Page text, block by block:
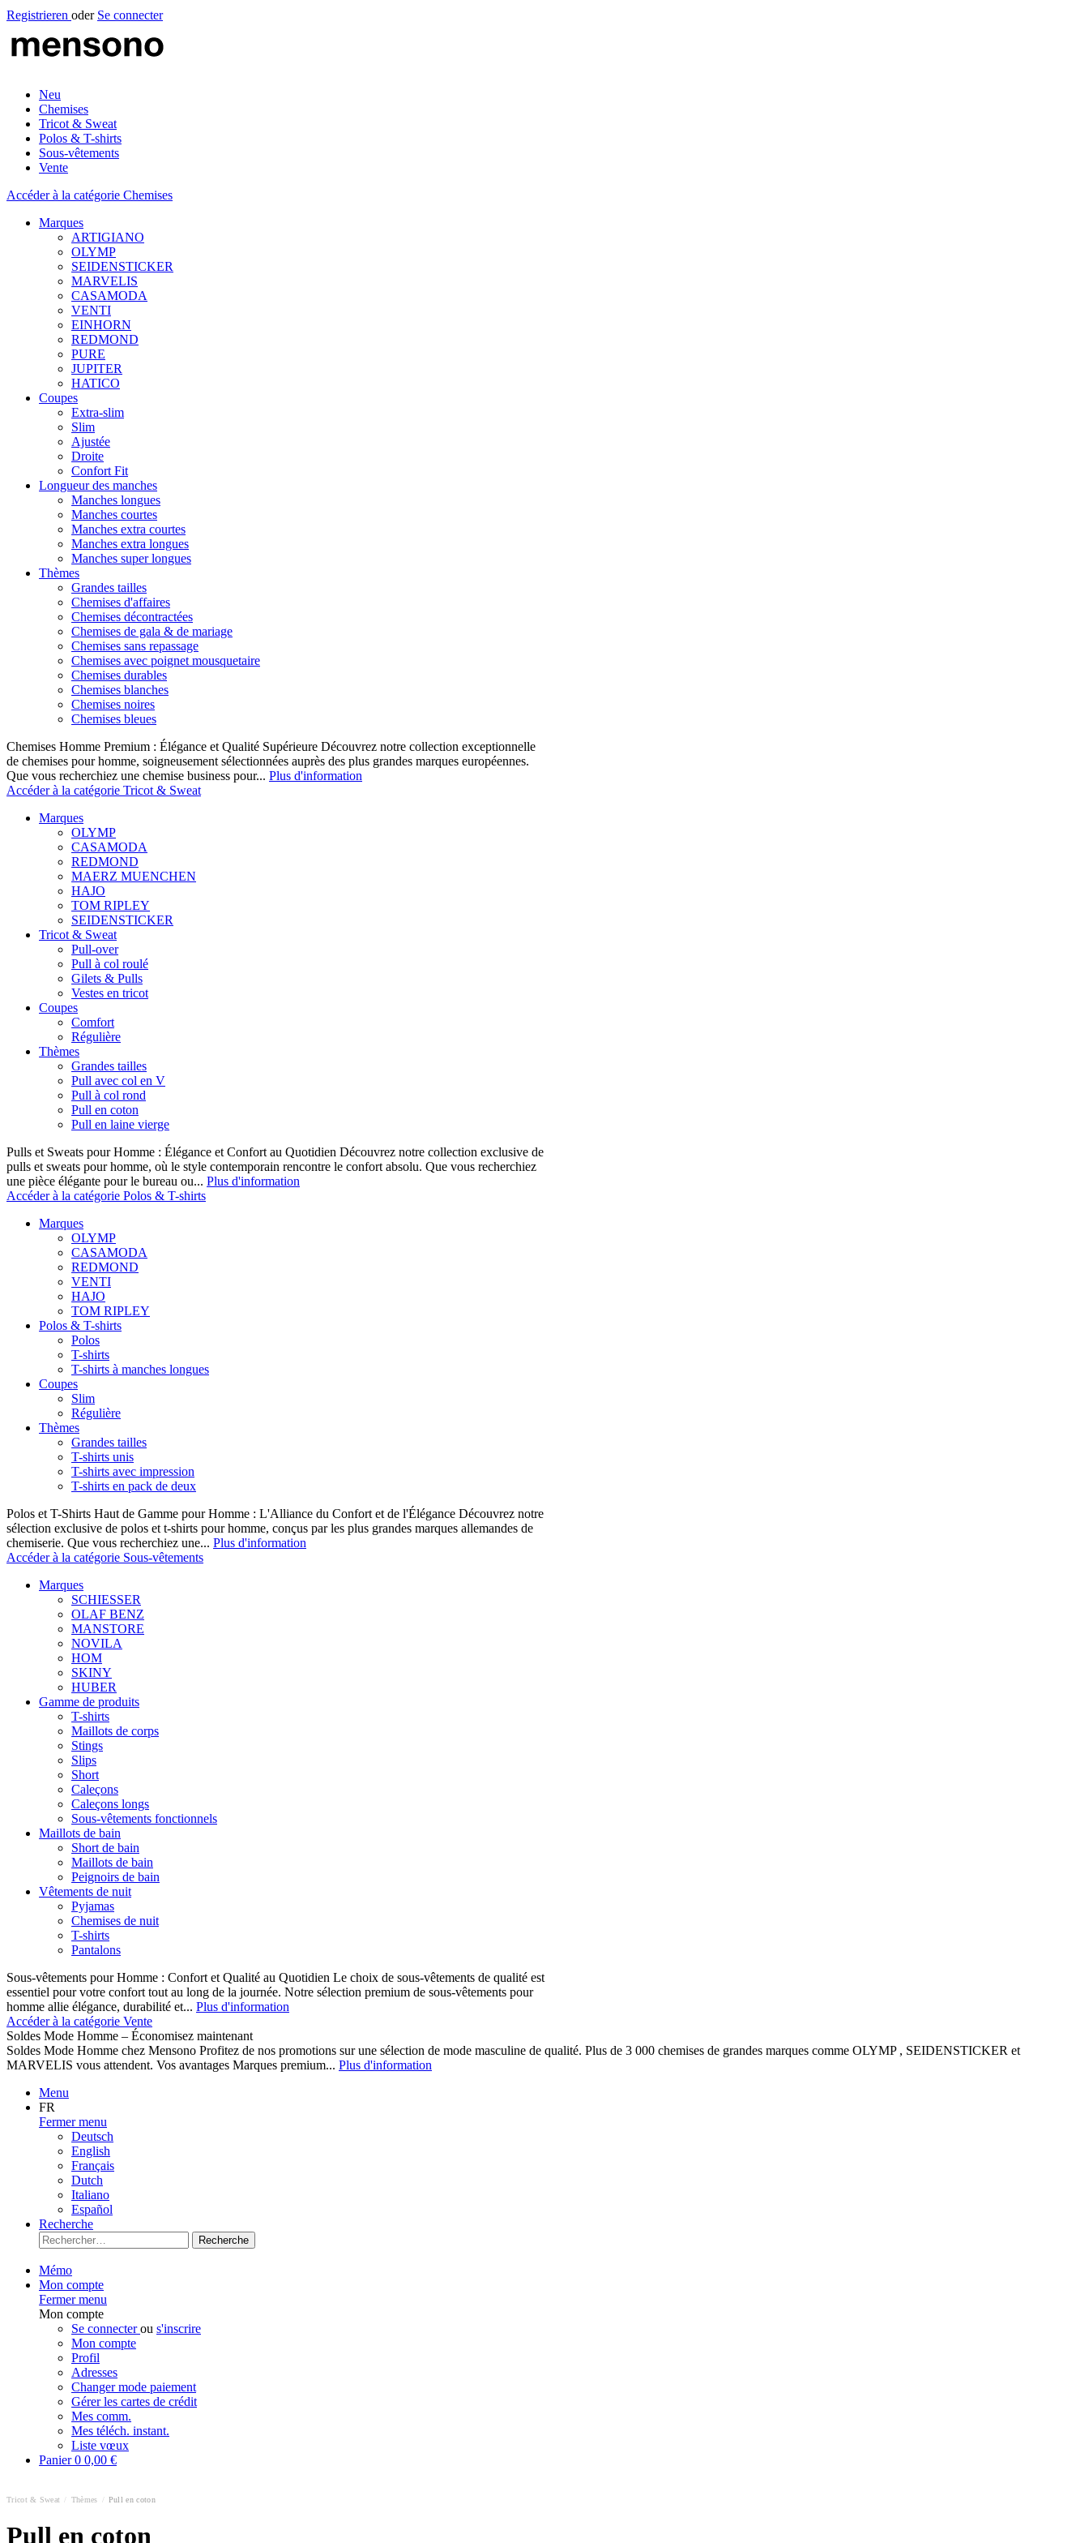
Registrieren oder Se connecter
Neu
Chemises
Tricot & Sweat
Polos & T-shirts
Sous-vêtements
Vente
Accéder à la catégorie Chemises
Marques
ARTIGIANO
OLYMP
SEIDENSTICKER
MARVELIS
CASAMODA
VENTI
EINHORN
REDMOND
PURE
JUPITER
HATICO
Coupes
Extra-slim
Slim
Ajustée
Droite
Confort Fit
Longueur des manches
Manches longues
Manches courtes
Manches extra courtes
Manches extra longues
Manches super longues
Thèmes
Grandes tailles
Chemises d'affaires
Chemises décontractées
Chemises de gala & de mariage
Chemises sans repassage
Chemises avec poignet mousquetaire
Chemises durables
Chemises blanches
Chemises noires
Chemises bleues
Chemises Homme Premium : Élégance et Qualité Supérieure Découvrez notre collection exceptionnelle
de chemises pour homme, soigneusement sélectionnées auprès des plus grandes marques européennes.
Que vous recherchiez une chemise business pour... Plus d'information
Accéder à la catégorie Tricot & Sweat
Marques
OLYMP
CASAMODA
REDMOND
MAERZ MUENCHEN
HAJO
TOM RIPLEY
SEIDENSTICKER
Tricot & Sweat
Pull-over
Pull à col roulé
Gilets & Pulls
Vestes en tricot
Coupes
Comfort
Régulière
Thèmes
Grandes tailles
Pull avec col en V
Pull à col rond
Pull en coton
Pull en laine vierge
Pulls et Sweats pour Homme : Élégance et Confort au Quotidien Découvrez notre collection exclusive de
pulls et sweats pour homme, où le style contemporain rencontre le confort absolu. Que vous recherchiez
une pièce élégante pour le bureau ou... Plus d'information
Accéder à la catégorie Polos & T-shirts
Marques
OLYMP
CASAMODA
REDMOND
VENTI
HAJO
TOM RIPLEY
Polos & T-shirts
Polos
T-shirts
T-shirts à manches longues
Coupes
Slim
Régulière
Thèmes
Grandes tailles
T-shirts unis
T-shirts avec impression
T-shirts en pack de deux
Polos et T-Shirts Haut de Gamme pour Homme : L'Alliance du Confort et de l'Élégance Découvrez notre
sélection exclusive de polos et t-shirts pour homme, conçus par les plus grandes marques allemandes de
chemiserie. Que vous recherchiez une... Plus d'information
Accéder à la catégorie Sous-vêtements
Marques
SCHIESSER
OLAF BENZ
MANSTORE
NOVILA
HOM
SKINY
HUBER
Gamme de produits
T-shirts
Maillots de corps
Stings
Slips
Short
Caleçons
Caleçons longs
Sous-vêtements fonctionnels
Maillots de bain
Short de bain
Maillots de bain
Peignoirs de bain
Vêtements de nuit
Pyjamas
Chemises de nuit
T-shirts
Pantalons
Sous-vêtements pour Homme : Confort et Qualité au Quotidien Le choix de sous-vêtements de qualité est
essentiel pour votre confort tout au long de la journée. Notre sélection premium de sous-vêtements pour
homme allie élégance, durabilité et... Plus d'information
Accéder à la catégorie Vente
Soldes Mode Homme – Économisez maintenant
Soldes Mode Homme chez Mensono Profitez de nos promotions sur une sélection de mode masculine de qualité. Plus de 3 000 chemises de grandes marques comme OLYMP , SEIDENSTICKER et
MARVELIS vous attendent. Vos avantages Marques premium... Plus d'information
Menu
FR
Fermer menu
Deutsch
English
Français
Dutch
Italiano
Español
Recherche
Recherche
Mémo
Mon compte
Fermer menu
Mon compte
Se connecterou s'inscrire
Mon compte
Profil
Adresses
Changer mode paiement
Gérer les cartes de crédit
Mes comm.
Mes téléch. instant.
Liste vœux
Panier0 0,00 €
Tricot & Sweat Thèmes Pull en coton
Pull en coton